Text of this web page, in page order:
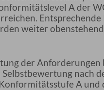
A der
weiter
der
nach
A